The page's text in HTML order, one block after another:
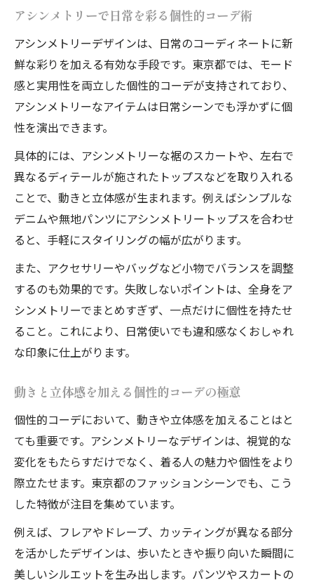
アシンメトリーで日常を彩る個性的コーデ術
アシンメトリーデザインは、日常のコーディネートに新
鮮な彩りを加える有効な手段です。東京都では、モード
感と実用性を両立した個性的コーデが支持されており、
アシンメトリーなアイテムは日常シーンでも浮かずに個
性を演出できます。
具体的には、アシンメトリーな裾のスカートや、左右で
異なるディテールが施されたトップスなどを取り入れる
ことで、動きと立体感が生まれます。例えばシンプルな
デニムや無地パンツにアシンメトリートップスを合わせ
ると、手軽にスタイリングの幅が広がります。
また、アクセサリーやバッグなど小物でバランスを調整
するのも効果的です。失敗しないポイントは、全身をア
シンメトリーでまとめすぎず、一点だけに個性を持たせ
ること。これにより、日常使いでも違和感なくおしゃれ
な印象に仕上がります。
動きと立体感を加える個性的コーデの極意
個性的コーデにおいて、動きや立体感を加えることはと
ても重要です。アシンメトリーなデザインは、視覚的な
変化をもたらすだけでなく、着る人の魅力や個性をより
際立たせます。東京都のファッションシーンでも、こう
した特徴が注目を集めています。
例えば、フレアやドレープ、カッティングが異なる部分
を活かしたデザインは、歩いたときや振り向いた瞬間に
美しいシルエットを生み出します。パンツやスカートの